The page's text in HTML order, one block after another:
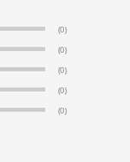
(0)
(0)
(0)
(0)
(0)